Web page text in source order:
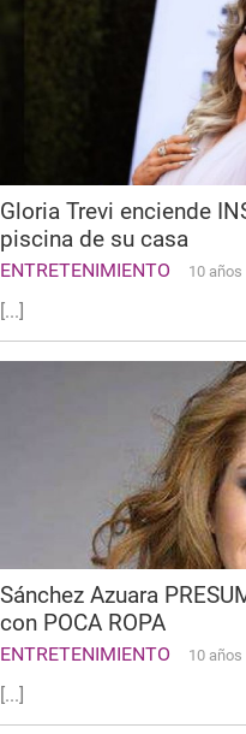
Gloria Trevi enciende
piscina de su casa
ENTRETENIMIENTO 10 años
[...]
Sánchez Azuara
con POCA ROPA
ENTRETENIMIENTO 10 años
[...]